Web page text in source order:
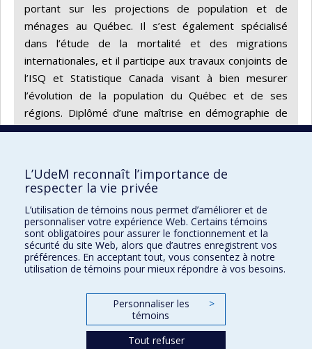
portant sur les projections de population et de
ménages au Québec. Il s’est également spécialisé
dans l’étude de la mortalité et des migrations
internationales, et il participe aux travaux conjoints de
l’ISQ et Statistique Canada visant à bien mesurer
l’évolution de la population du Québec et de ses
régions. Diplômé d’une maîtrise en démographie de
l'Université de Montréal en 2009, il y a enseigné les
Retour à la liste
Maison des affaires publiques et
internationales
L’UdeM reconnaît l’importance de
respecter la vie privée
L’utilisation de témoins nous permet d’améliorer et de
personnaliser votre expérience Web. Certains témoins
sont obligatoires pour assurer le fonctionnement et la
sécurité du site Web, alors que d’autres enregistrent vos
préférences. En acceptant tout, vous consentez à notre
utilisation de témoins pour mieux répondre à vos besoins.
Personnaliser les
témoins
>
Tout refuser